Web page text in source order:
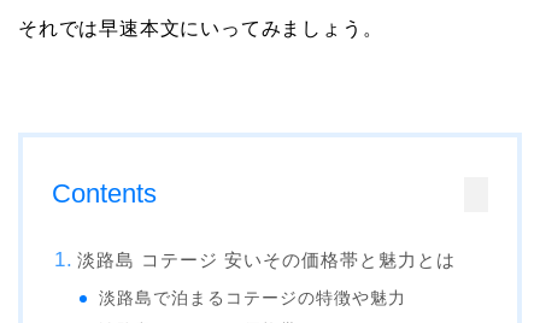
それでは早速本文にいってみましょう。
Contents
淡路島 コテージ 安いその価格帯と魅力とは
淡路島で泊まるコテージの特徴や魅力